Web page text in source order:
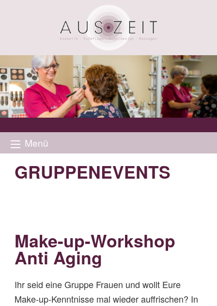
Menü
GRUPPENEVENTS
Make-up-Workshop
Anti Aging
Ihr seid eine Gruppe Frauen und wollt Eure
Make-up-Kenntnisse mal wieder auffrischen? In